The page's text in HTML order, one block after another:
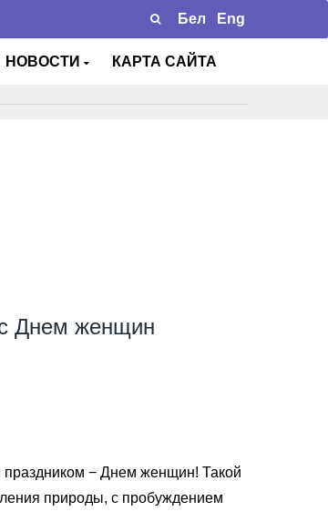
Бел Eng
НОВОСТИ КАРТА САЙТА
Днем женщин
− Днем женщин! Такой
природы, с пробуждением